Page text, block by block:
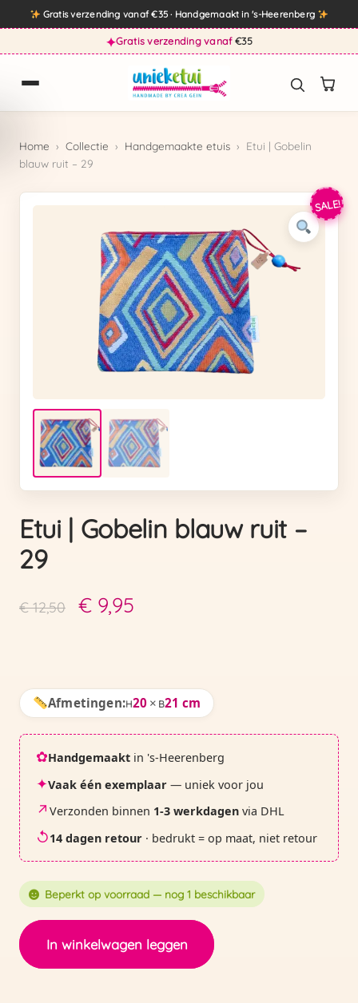
Direct
naar
de
inhoud
Gratis verzending vanaf €35 · Handgemaakt in 's-Heerenberg
✦Gratis verzending vanaf €35
Home › Collectie › Handgemaakte etuis › Etui | Gobelin
blauw ruit – 29
SALE!
Etui | Gobelin blauw ruit –
29
€12,50
Oorspronkelijke
€ 12,50.
€9,95Huidige
€ 9,95.
Afmetingen:H20 × B21 cm
✿Handgemaakt in 's-Heerenberg
✦Vaak één exemplaar — uniek voor jou
↗ Verzonden binnen 1-3 werkdagen via DHL
↺14 dagen retour · bedrukt = op maat, niet retour
Beperkt op voorraad — nog 1 beschikbaar
Etui
|
Gobelin
In winkelwagen leggen